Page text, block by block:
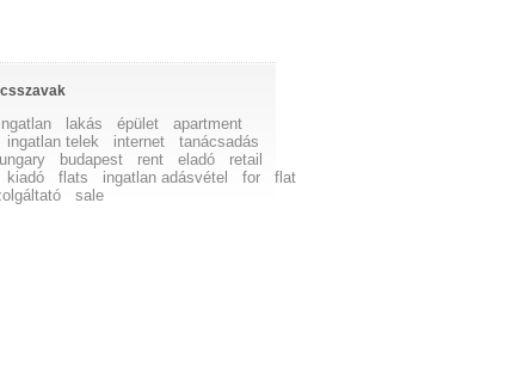
ingatlan lakás épület
apartment
ingatlan telek internet
tanácsadás
budapest rent eladó
retail
kiadó flats ingatlan adásvétel for
flat
sale